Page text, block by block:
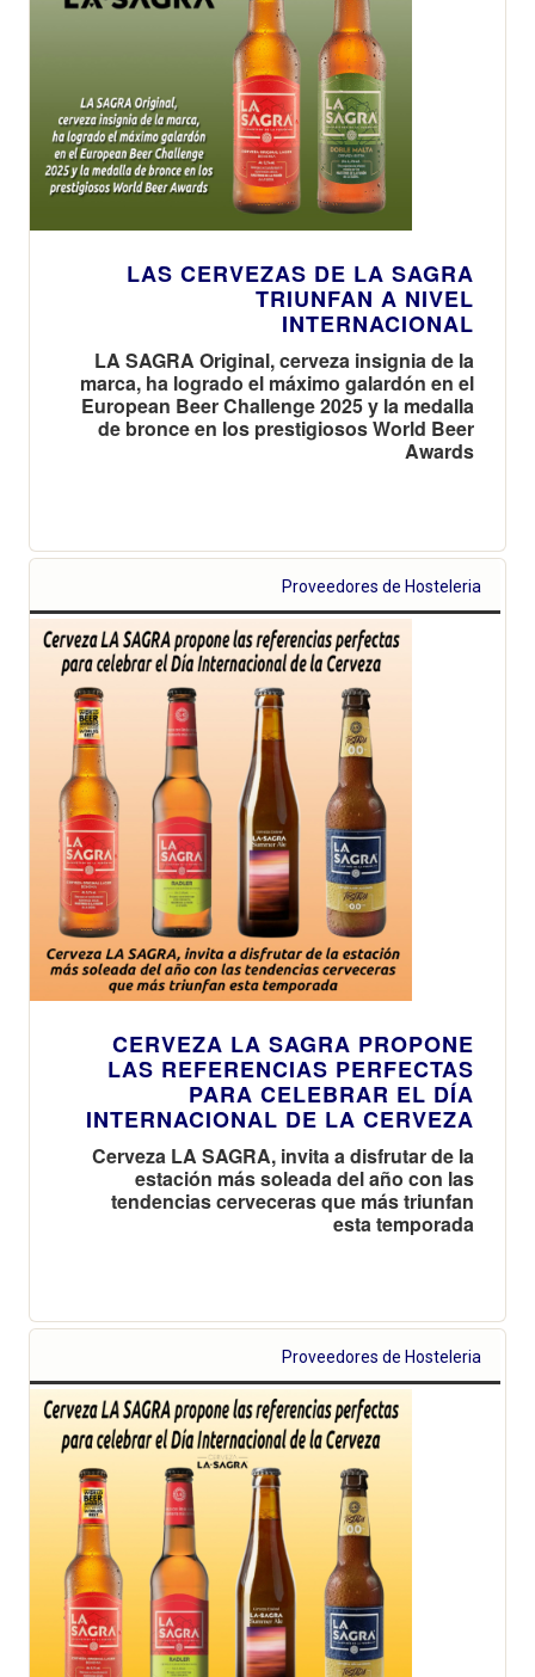
LAS CERVEZAS DE LA SAGRA
TRIUNFAN A NIVEL
INTERNACIONAL
LA SAGRA Original, cerveza insignia de la
marca, ha logrado el máximo galardón en el
European Beer Challenge 2025 y la medalla
de bronce en los prestigiosos World Beer
Awards
Proveedores de Hosteleria
CERVEZA LA SAGRA PROPONE
LAS REFERENCIAS PERFECTAS
PARA CELEBRAR EL DÍA
INTERNACIONAL DE LA CERVEZA
Cerveza LA SAGRA, invita a disfrutar de la
estación más soleada del año con las
tendencias cerveceras que más triunfan
esta temporada
Proveedores de Hosteleria